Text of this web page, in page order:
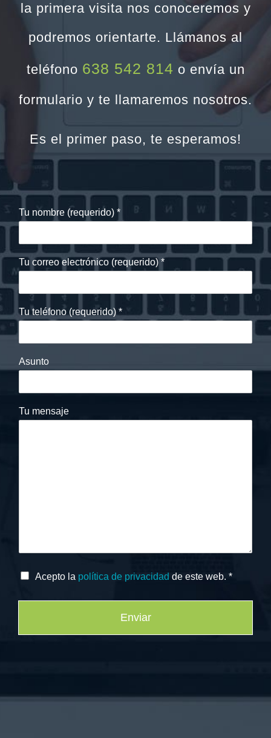
la primera visita nos conoceremos y
podremos orientarte. Llámanos al
teléfono 638 542 814 o envía un
formulario y te llamaremos nosotros.
Es el primer paso, te esperamos!
Tu nombre (requerido) *
Tu correo electrónico (requerido) *
Tu teléfono (requerido) *
Asunto
Tu mensaje
Acepto la política de privacidad de este web. *
Enviar